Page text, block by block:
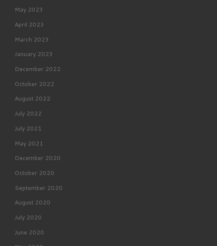
May 2023
April 2023
March 2023
January 2023
December 2022
October 2022
August 2022
July 2022
July 2021
May 2021
December 2020
October 2020
September 2020
August 2020
July 2020
June 2020